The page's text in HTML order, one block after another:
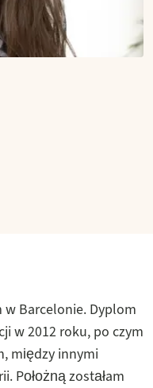
w Barcelonie. Dyplom
w 2012 roku, po czym
między innymi
Położną zostałam